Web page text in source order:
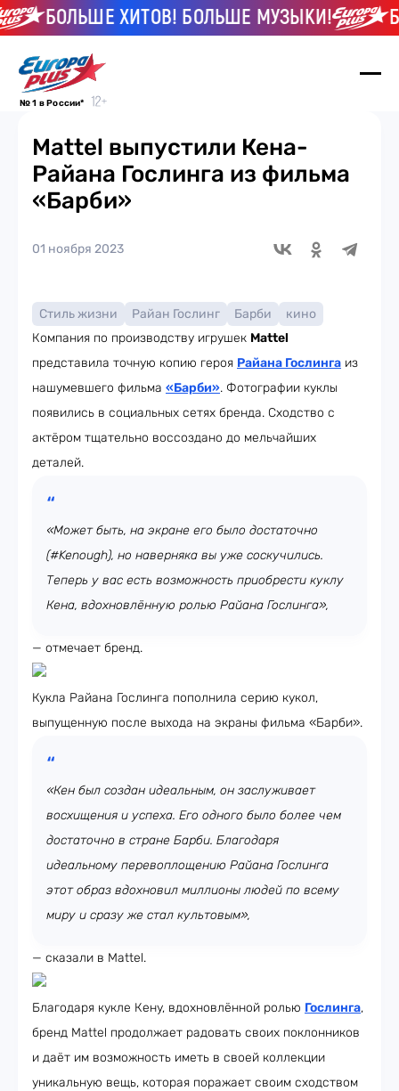
БОЛЬШЕ ХИТОВ! БОЛЬШЕ МУЗЫКИ!
№ 1 в России*
Mattel выпустили Кена-
Райана Гослинга из фильма
«Барби»
01 ноября 2023
Стиль жизни Райан Гослинг Барби
кино
Компания по производству игрушек Mattel
представила точную копию героя Райана Гослинга из
нашумевшего фильма «Барби». Фотографии куклы
появились в социальных сетях бренда. Сходство с
актёром тщательно воссоздано до мельчайших
деталей.
«Может быть, на экране его было достаточно
(#Kenough), но наверняка вы уже соскучились.
Теперь у вас есть возможность приобрести куклу
Кена, вдохновлённую ролью Райана Гослинга»,
— отмечает бренд.
Кукла Райана Гослинга пополнила серию кукол,
выпущенную после выхода на экраны фильма «Барби».
«Кен был создан идеальным, он заслуживает
восхищения и успеха. Его одного было более чем
достаточно в стране Барби. Благодаря
идеальному перевоплощению Райана Гослинга
этот образ вдохновил миллионы людей по всему
миру и сразу же стал культовым»,
— сказали в Mattel.
Благодаря кукле Кену, вдохновлённой ролью Гослинга,
бренд Mattel продолжает радовать своих поклонников
и даёт им возможность иметь в своей коллекции
уникальную вещь, которая поражает своим сходством